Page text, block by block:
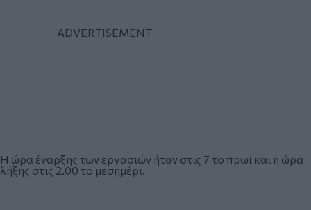
Η ώρα έναρξης των εργασιών ήταν στις 7 το πρωί και η ώρα
λήξης στις 2.00 το μεσημέρι.